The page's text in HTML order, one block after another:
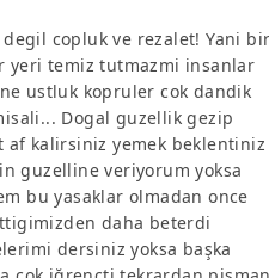
copluk ve rezalet! Yani
yeri temiz tutmazmi insanlar
ustluk kopruler cok dandik
Dogal guzellik gezip
kalirsiniz yemek beklentiniz
guzelline veriyorum yoksa
bu yasaklar olmadan once
daha beterdi
dersiniz yoksa başka